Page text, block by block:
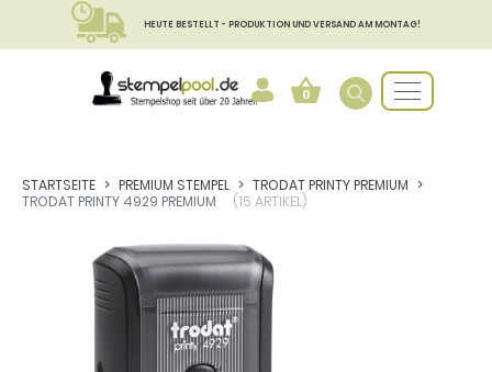
HEUTE BESTELLT - PRODUKTION UND VERSAND AM MONTAG!
0
STARTSEITE PREMIUM STEMPEL
TRODAT PRINTY PREMIUM
TRODAT PRINTY 4929 PREMIUM
(15 ARTIKEL)